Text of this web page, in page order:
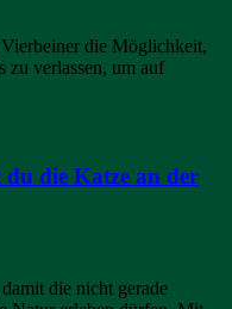
die Möglichkeit,
zu verlassen, um auf
du die Katze an der
die nicht gerade